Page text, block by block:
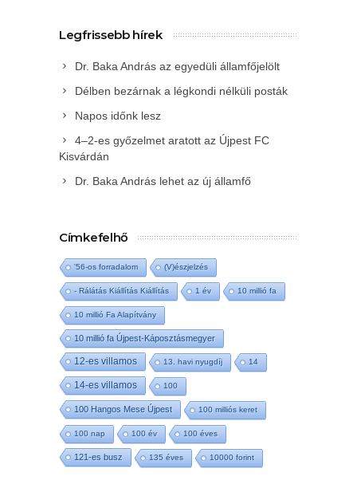
Legfrissebb hírek
Dr. Baka András az egyedüli államfőjelölt
Délben bezárnak a légkondi nélküli posták
Napos időnk lesz
4–2-es győzelmet aratott az Újpest FC
Kisvárdán
Dr. Baka András lehet az új államfő
Címkefelhő
'56-os forradalom (V)észjelzés
- Rálátás Kiállítás Kiállítás 1 év 10 millió fa
10 millió Fa Alapítvány
10 millió fa Újpest-Káposztásmegyer
12-es villamos 13. havi nyugdíj 14
14-es villamos 100
100 Hangos Mese Újpest 100 milliós keret
100 nap 100 év 100 éves
121-es busz 135 éves 10000 forint